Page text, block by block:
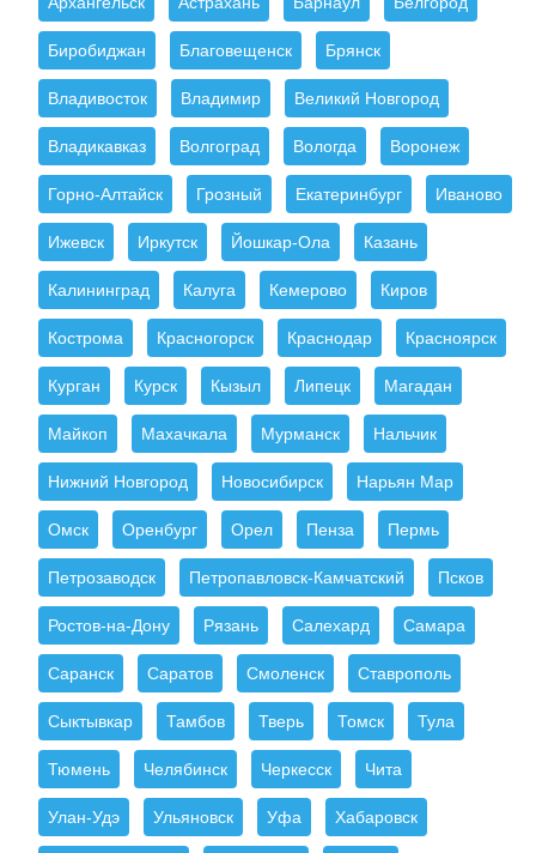
Биробиджан Благовещенск Брянск
Владивосток Владимир Великий Новгород
Владикавказ Волгоград Вологда Воронеж
Горно-Алтайск Грозный Екатеринбург Иваново
Ижевск Иркутск Йошкар-Ола Казань
Калининград Калуга Кемерово Киров
Кострома Красногорск Краснодар Красноярск
Курган Курск Кызыл Липецк Магадан
Майкоп Махачкала Мурманск Нальчик
Нижний Новгород Новосибирск Нарьян Мар
Омск Оренбург Орел Пенза Пермь
Петрозаводск Петропавловск-Камчатский Псков
Ростов-на-Дону Рязань Салехард Самара
Саранск Саратов Смоленск Ставрополь
Сыктывкар Тамбов Тверь Томск Тула
Тюмень Челябинск Черкесск Чита
Улан-Удэ Ульяновск Уфа Хабаровск